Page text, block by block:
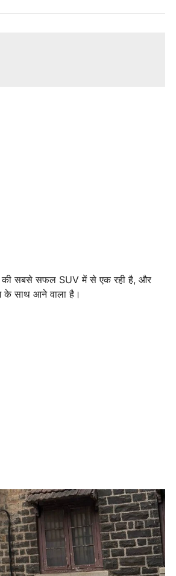
की सबसे सफल SUV में से एक रही है, और
के साथ आने वाला है।